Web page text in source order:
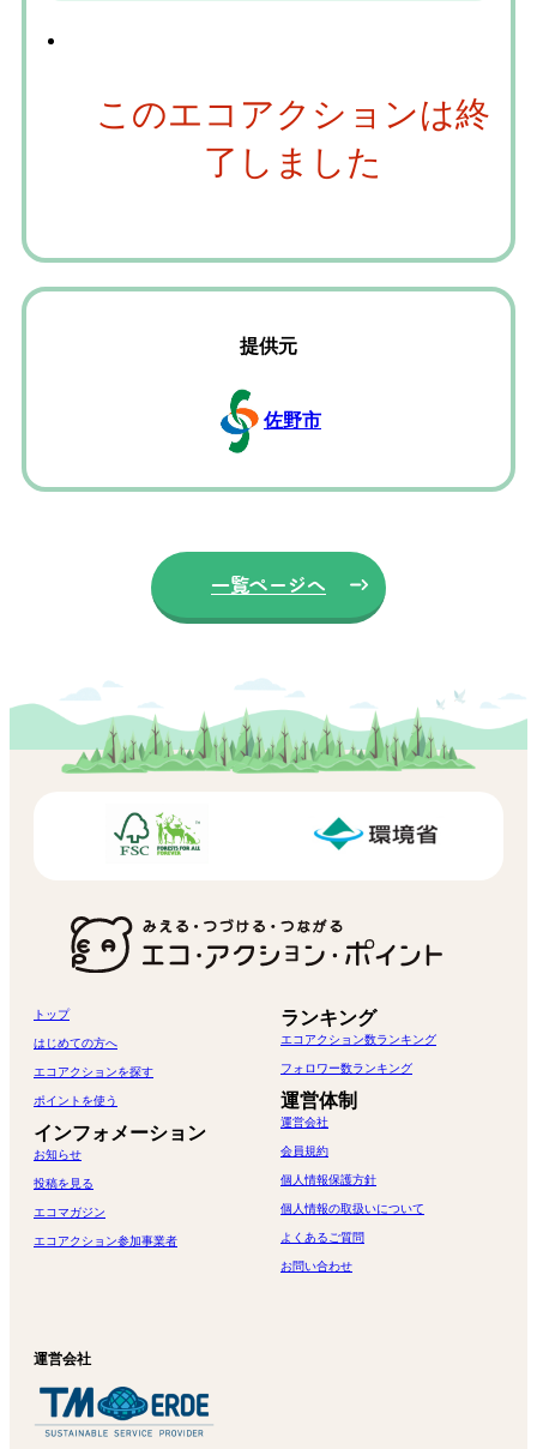
このエコアクションは終
了しました
提供元
佐野市
一覧ページへ
トップ
はじめての方へ
エコアクションを探す
ポイントを使う
インフォメーション
お知らせ
投稿を見る
エコマガジン
エコアクション参加事業者
ランキング
エコアクション数ランキング
フォロワー数ランキング
運営体制
運営会社
会員規約
個人情報保護方針
個人情報の取扱いについて
よくあるご質問
お問い合わせ
運営会社